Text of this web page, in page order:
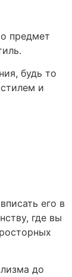
предмет
будь то
и
его в
где вы
до